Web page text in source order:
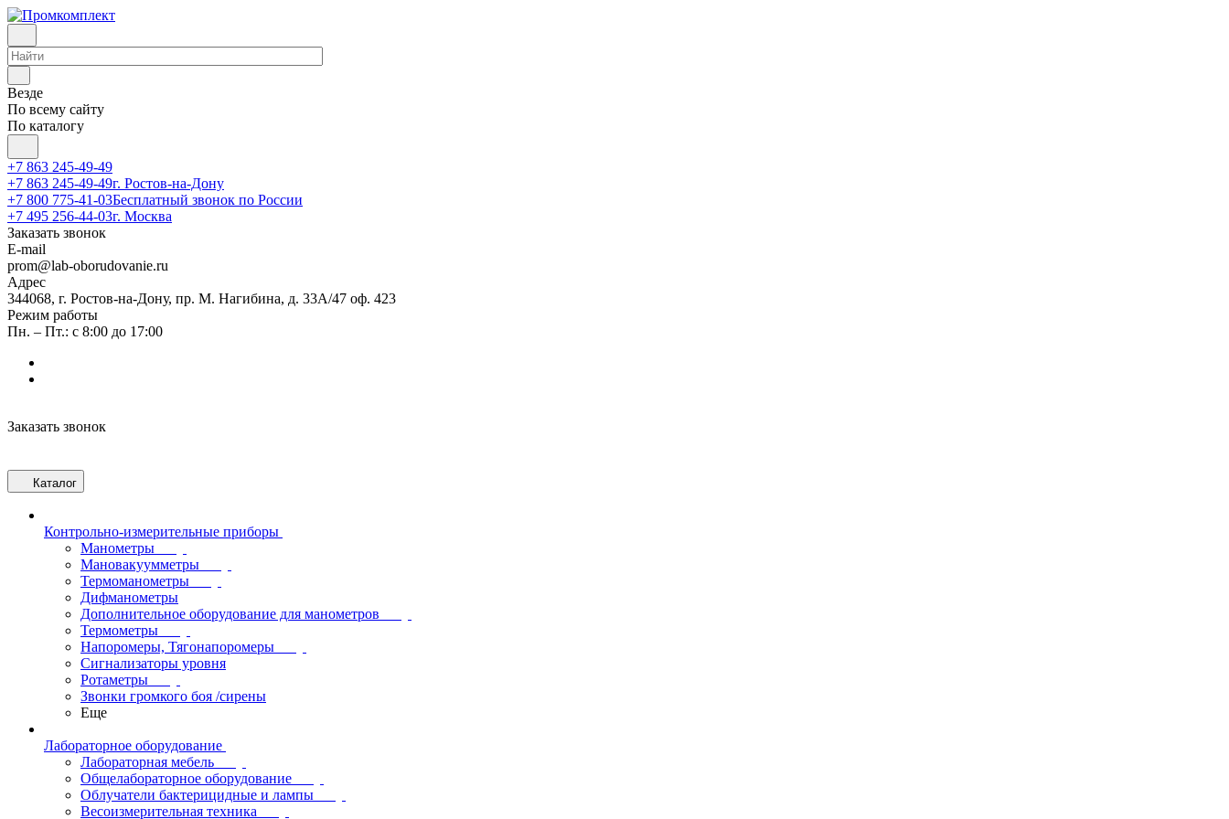
Везде
По всему сайту
По каталогу
+7 863 245-49-49
+7 863 245-49-49г. Ростов-на-Дону
+7 800 775-41-03Бесплатный звонок по России
+7 495 256-44-03г. Москва
Заказать звонок
E-mail
prom@lab-oborudovanie.ru
Адрес
344068, г. Ростов-на-Дону, пр. М. Нагибина, д. 33А/47 оф. 423
Режим работы
Пн. – Пт.: с 8:00 до 17:00
Заказать звонок
Каталог
Контрольно-измерительные приборы
Манометры
Мановакуумметры
Термоманометры
Дифманометры
Дополнительное оборудование для манометров
Термометры
Напоромеры, Тягонапоромеры
Сигнализаторы уровня
Ротаметры
Звонки громкого боя /сирены
Еще
Лабораторное оборудование
Лабораторная мебель
Общелабораторное оборудование
Облучатели бактерицидные и лампы
Весоизмерительная техника